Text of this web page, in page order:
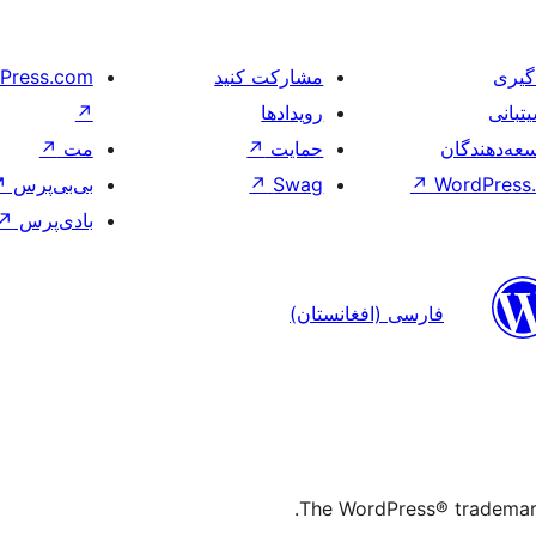
↗
مشارکت کنید
رویدادها
حمایت ↗
Swag
↗
↗
مت ↗
بی‌بی‌پرس
بادی‌پرس
فارسی (افغانستان)
The WordPress®